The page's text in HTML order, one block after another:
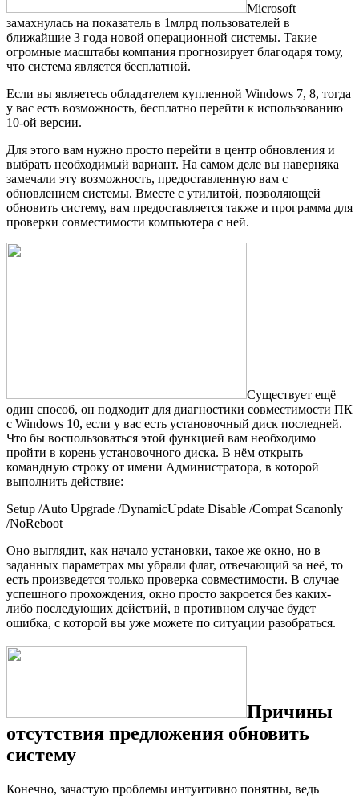
Microsoft
замахнулась на показатель в 1млрд пользователей в
ближайшие 3 года новой операционной системы. Такие
огромные масштабы компания прогнозирует благодаря тому,
что система является бесплатной.
Если вы являетесь обладателем купленной Windows 7, 8, тогда
у вас есть возможность, бесплатно перейти к использованию
10-ой версии.
Для этого вам нужно просто перейти в центр обновления и
выбрать необходимый вариант. На самом деле вы наверняка
замечали эту возможность, предоставленную вам с
обновлением системы. Вместе с утилитой, позволяющей
обновить систему, вам предоставляется также и программа для
проверки совместимости компьютера с ней.
Существует ещё
один способ, он подходит для диагностики совместимости ПК
с Windows 10, если у вас есть установочный диск последней.
Что бы воспользоваться этой функцией вам необходимо
пройти в корень установочного диска. В нём открыть
командную строку от имени Администратора, в которой
выполнить действие:
Setup /Auto Upgrade /DynamicUpdate Disable /Compat Scanonly
/NoReboot
Оно выглядит, как начало установки, такое же окно, но в
заданных параметрах мы убрали флаг, отвечающий за неё, то
есть произведется только проверка совместимости. В случае
успешного прохождения, окно просто закроется без каких-
либо последующих действий, в противном случае будет
ошибка, с которой вы уже можете по ситуации разобраться.
Причины
отсутствия предложения обновить
систему
Конечно, зачастую проблемы интуитивно понятны, ведь